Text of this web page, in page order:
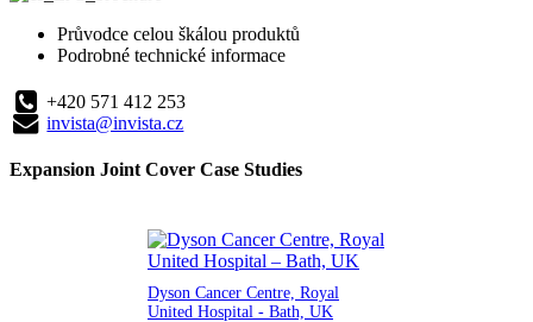
Průvodce celou škálou produktů
Podrobné technické informace
+420 571 412 253
invista@invista.cz
Expansion Joint Cover Case Studies
Dyson Cancer Centre, Royal
United Hospital - Bath, UK